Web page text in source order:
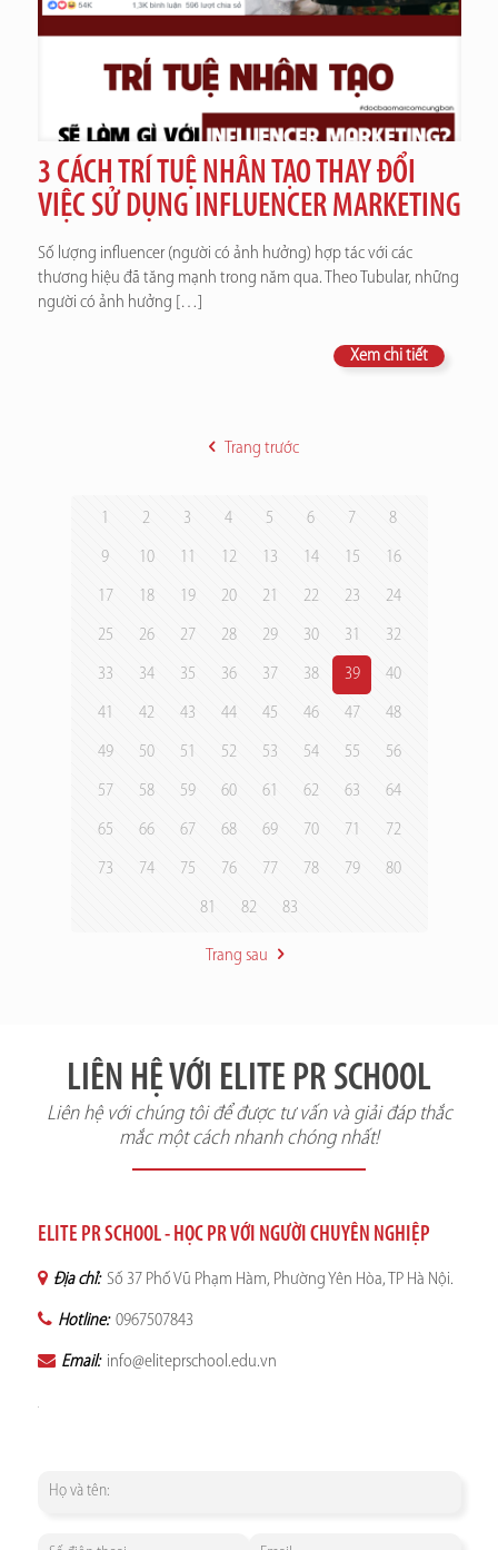
3 CÁCH TRÍ TUỆ NHÂN TẠO THAY ĐỔI
VIỆC SỬ DỤNG INFLUENCER MARKETING
Số lượng influencer (người có ảnh hưởng) hợp tác với các
thương hiệu đã tăng mạnh trong năm qua. Theo Tubular, những
người có ảnh hưởng […]
Xem chi tiết
Trang trước
1 2 3 4 5 6 7 8
9 10 11 12 13 14 15 16
17 18 19 20 21 22 23 24
25 26 27 28 29 30 31 32
33 34 35 36 37 38 39 40
41 42 43 44 45 46 47 48
49 50 51 52 53 54 55 56
57 58 59 60 61 62 63 64
65 66 67 68 69 70 71 72
73 74 75 76 77 78 79 80
81 82 83
Trang sau
LIÊN HỆ VỚI ELITE PR SCHOOL
Liên hệ với chúng tôi để được tư vấn và giải đáp thắc
mắc một cách nhanh chóng nhất!
ELITE PR SCHOOL - HỌC PR VỚI NGƯỜI CHUYÊN NGHIỆP
Địa chỉ: Số 37 Phố Vũ Phạm Hàm, Phường Yên Hòa, TP Hà Nội.
Hotline: 0967507843
Email: info@eliteprschool.edu.vn